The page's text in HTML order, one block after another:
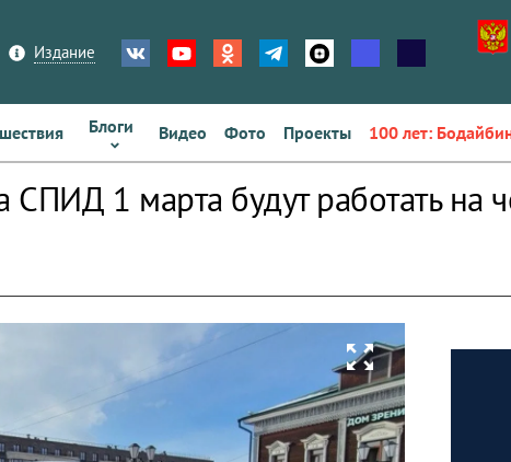
Издание
Блоги Видео Фото Проекты 100 лет:
СПИД 1 марта будут работать на
zoom_out_map